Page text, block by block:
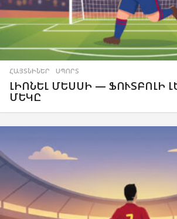
ՀԱՅՏՆԻՆԵՐ ,ՍՊՈՐՏ
ԼԻՈՆԵԼ ՄԵՍՍԻ — ՖՈՒՏԲՈԼԻ
ՄԵԿԸ